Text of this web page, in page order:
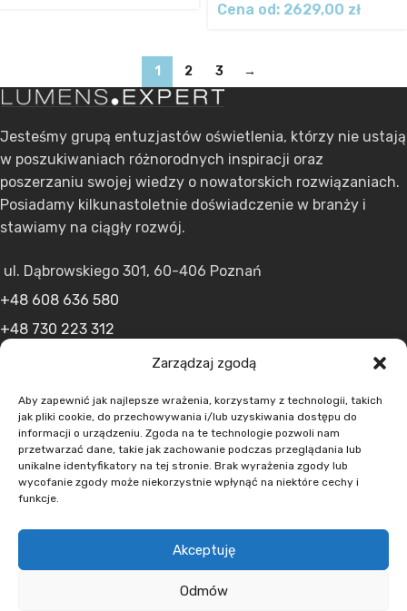
Zarządzaj zgodą
Aby zapewnić jak najlepsze wrażenia, korzystamy z technologii, takich
jak pliki cookie, do przechowywania i/lub uzyskiwania dostępu do
informacji o urządzeniu. Zgoda na te technologie pozwoli nam
przetwarzać dane, takie jak zachowanie podczas przeglądania lub
unikalne identyfikatory na tej stronie. Brak wyrażenia zgody lub
wycofanie zgody może niekorzystnie wpłynąć na niektóre cechy i
funkcje.
Akceptuję
Odmów
Cena od: 2629,00 zł
1 2 3 →
Jesteśmy grupą entuzjastów oświetlenia, którzy nie ustają
w poszukiwaniach różnorodnych inspiracji oraz
poszerzaniu swojej wiedzy o nowatorskich rozwiązaniach.
Posiadamy kilkunastoletnie doświadczenie w branży i
stawiamy na ciągły rozwój.
ul. Dąbrowskiego 301, 60-406 Poznań
+48 608 636 580
+48 730 223 312
MENU
O nas